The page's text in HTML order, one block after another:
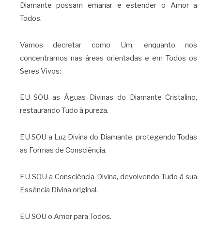
Diamante possam emanar e estender o Amor a
Todos.
Vamos decretar como Um, enquanto nos
concentramos nas áreas orientadas e em Todos os
Seres Vivos:
EU SOU as Águas Divinas do Diamante Cristalino,
restaurando Tudo à pureza.
EU SOU a Luz Divina do Diamante, protegendo Todas
as Formas de Consciência.
EU SOU a Consciência Divina, devolvendo Tudo à sua
Essência Divina original.
EU SOU o Amor para Todos.